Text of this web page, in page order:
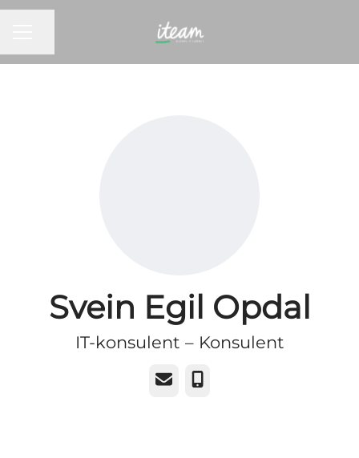
Svein Egil Opdal
IT-konsulent – Konsulent
E-postTelefonnummer